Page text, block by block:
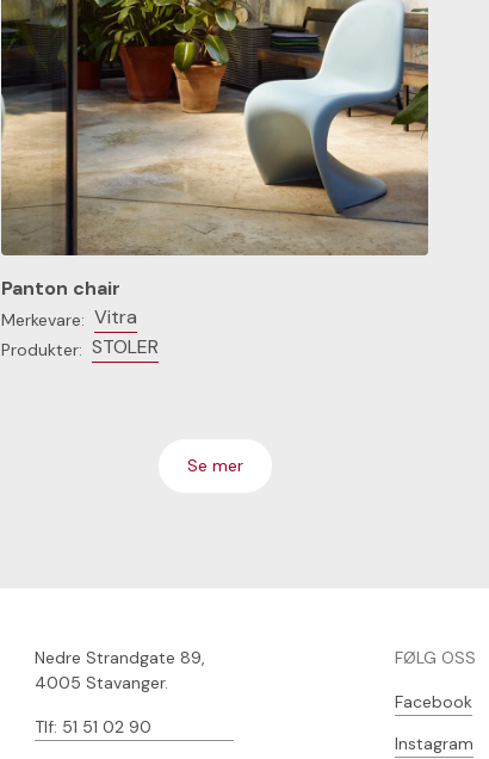
Panton chair
Merkevare: Vitra
Produkter: STOLER
Se mer
Nedre Strandgate 89,
4005 Stavanger.
Tlf: 51 51 02 90
FØLG OSS
Facebook
Instagram